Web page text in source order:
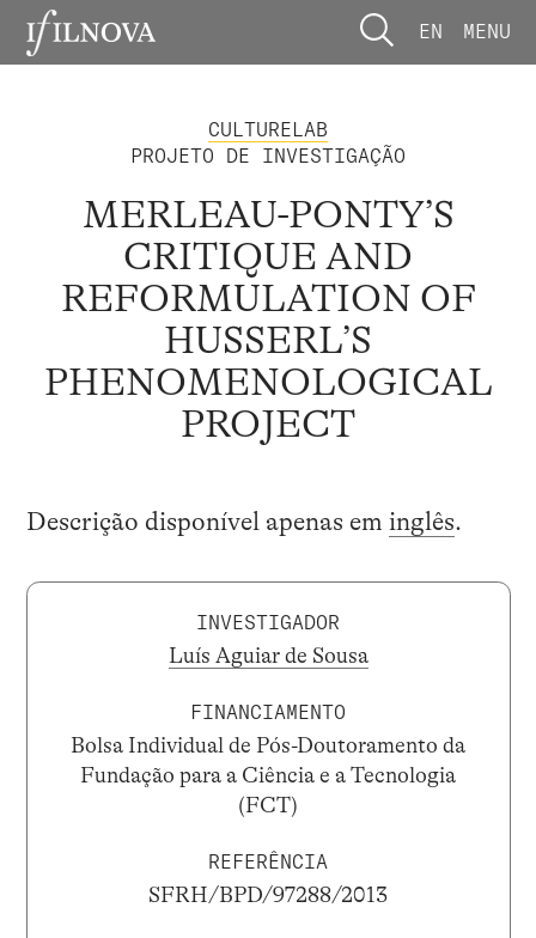
EN MENU
CULTURELAB
PROJETO DE INVESTIGAÇÃO
MERLEAU-PONTY’S
CRITIQUE AND
REFORMULATION OF
HUSSERL’S
PHENOMENOLOGICAL
PROJECT
Descrição disponível apenas em inglês.
INVESTIGADOR
Luís Aguiar de Sousa
FINANCIAMENTO
Bolsa Individual de Pós-Doutoramento da
Fundação para a Ciência e a Tecnologia
(FCT)
REFERÊNCIA
SFRH/BPD/97288/2013